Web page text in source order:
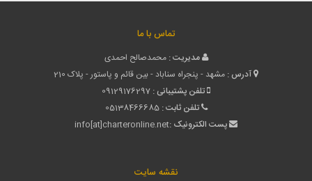
تماس با ما
مدیریت : محمدصالح احمدی
آدرس : مشهد - پنجراه سناباد - بین قائم و پاستور - پلاک 210
تلفن پشتیبانی : 09129176297
تلفن ثابت : 05138466685
پست الکترونیک :info[at]charteronline.net
نقشه سایت